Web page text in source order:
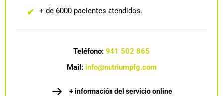
✔ + de 6000 pacientes atendidos.
Teléfono: 941 502 865
Mail: info@nutriumpfg.com
+ información del servicio online